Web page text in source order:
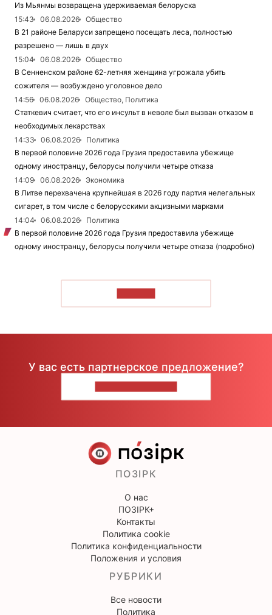
Из Мьянмы возвращена удерживаемая белоруска
15:43
06.08.2026
Общество
В 21 районе Беларуси запрещено посещать леса, полностью
разрешено — лишь в двух
15:04
06.08.2026
Общество
В Сенненском районе 62-летняя женщина угрожала убить
сожителя — возбуждено уголовное дело
14:56
06.08.2026
Общество, Политика
Статкевич считает, что его инсульт в неволе был вызван отказом в
необходимых лекарствах
14:33
06.08.2026
Политика
В первой половине 2026 года Грузия предоставила убежище
одному иностранцу, белорусы получили четыре отказа
14:09
06.08.2026
Экономика
В Литве перехвачена крупнейшая в 2026 году партия нелегальных
сигарет, в том числе с белорусскими акцизными марками
14:04
06.08.2026
Политика
В первой половине 2026 года Грузия предоставила убежище
одному иностранцу, белорусы получили четыре отказа (подробно)
У вас есть партнерское предложение?
ПОЗІРК
О нас
ПОЗІРК+
Контакты
Политика cookie
Политика конфиденциальности
Положения и условия
РУБРИКИ
Все новости
Политика